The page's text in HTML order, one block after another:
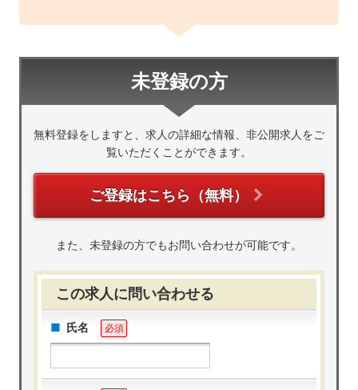
未登録の方
無料登録をしますと、求人の詳細な情報、非公開求人をご
覧いただくことができます。
ご登録はこちら（無料）
また、未登録の方でもお問い合わせが可能です。
この求人に問い合わせる
氏名 必須